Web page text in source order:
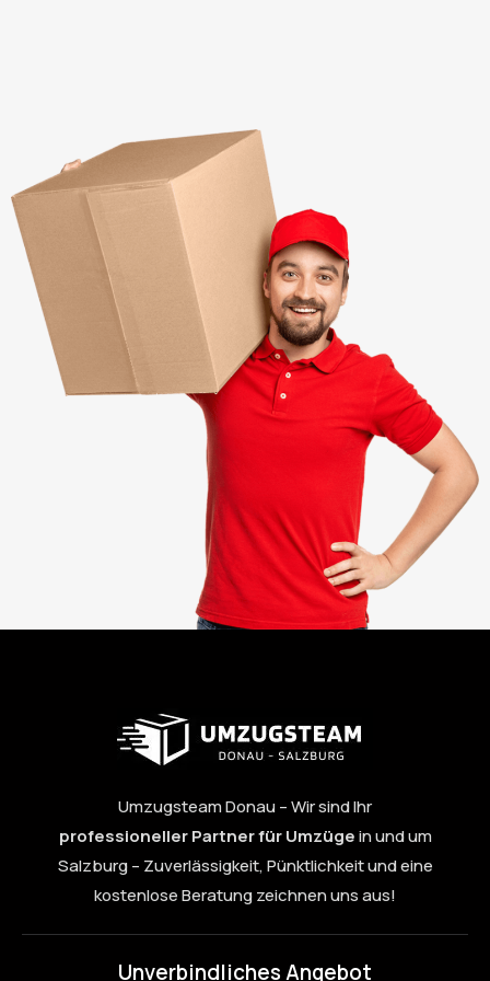
Umzugsteam Donau – Wir sind Ihr
professioneller Partner für Umzügein und um
Salzburg – Zuverlässigkeit, Pünktlichkeit und eine
kostenlose Beratung zeichnen uns aus!
Unverbindliches Angebot